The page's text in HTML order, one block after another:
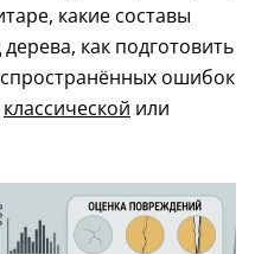
какие составы
как подготовить
ошибок
классической или